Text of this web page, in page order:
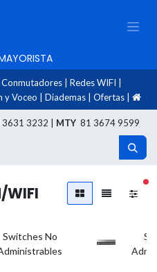
Conmutadores Redes WIFI
y Voceo Diademas Ofertas
3232 | MTY 81 3674 9599
WIFI
Switches No